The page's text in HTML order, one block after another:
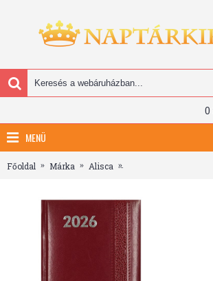
0
MENÜ
Főoldal Márka Alisca